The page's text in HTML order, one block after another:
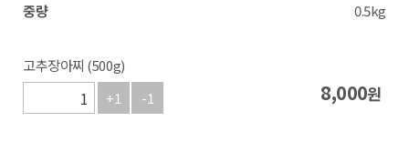
중량
0.5kg
고추장아찌 (500g)
+1
-1 8,000원